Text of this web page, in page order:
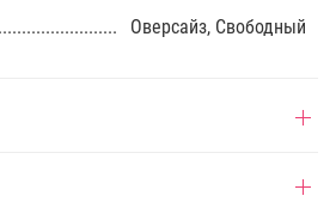
Оверсайз, Свободный